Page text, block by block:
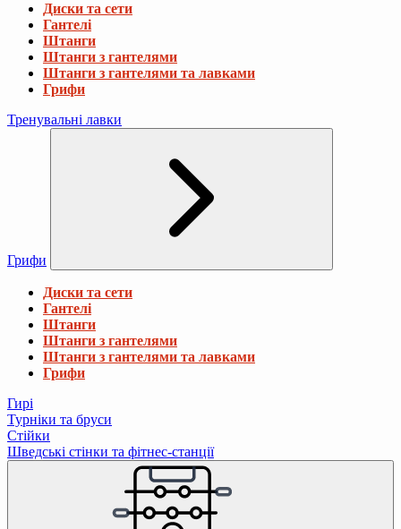
Диски та сети
Гантелі
Штанги
Штанги з гантелями
Штанги з гантелями та лавками
Грифи
Тренувальні лавки
Грифи
Диски та сети
Гантелі
Штанги
Штанги з гантелями
Штанги з гантелями та лавками
Грифи
Гирі
Турніки та бруси
Стійки
Шведські стінки та фітнес-станції